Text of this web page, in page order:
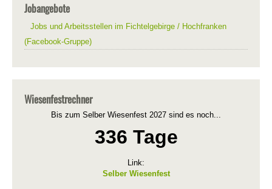
Jobangebote
Jobs und Arbeitsstellen im Fichtelgebirge / Hochfranken
(Facebook-Gruppe)
Wiesenfestrechner
Bis zum Selber Wiesenfest 2027 sind es noch...
336 Tage
Link:
Selber Wiesenfest